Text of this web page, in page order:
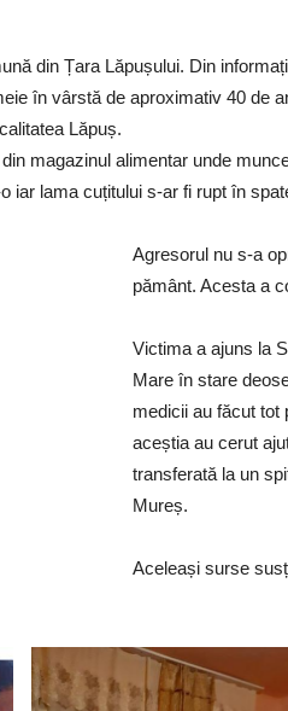
din Țara Lăpușului. Din
în vârstă de aproximativ 40 de
Lăpuș.
magazinul alimentar unde
iar lama cuțitului s-ar fi rupt în
Agresorul nu s-a
pământ. Acesta a
Victima a ajuns la
Mare în stare
medicii au făcut tot
aceștia au cerut
transferată la un
Mureș.
Aceleași surse